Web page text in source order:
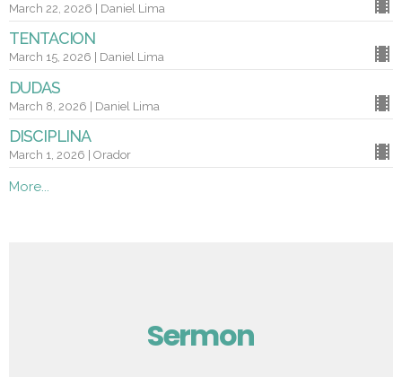
March 22, 2026 | Daniel Lima
TENTACION
March 15, 2026 | Daniel Lima
DUDAS
March 8, 2026 | Daniel Lima
DISCIPLINA
March 1, 2026 | Orador
More...
Sermon